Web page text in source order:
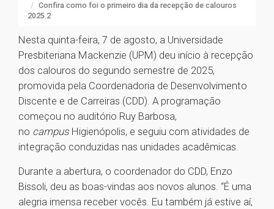
Confira como foi o primeiro dia da recepção de calouros
2025.2
Nesta quinta-feira, 7 de agosto, a Universidade
Presbiteriana Mackenzie (UPM) deu início à recepção
dos calouros do segundo semestre de 2025,
promovida pela Coordenadoria de Desenvolvimento
Discente e de Carreiras (CDD). A programação
começou no auditório Ruy Barbosa,
no campus Higienópolis, e seguiu com atividades de
integração conduzidas nas unidades acadêmicas.
Durante a abertura, o coordenador do CDD, Enzo
Bissoli, deu as boas-vindas aos novos alunos. “É uma
alegria imensa receber vocês. Eu também já estive aí,